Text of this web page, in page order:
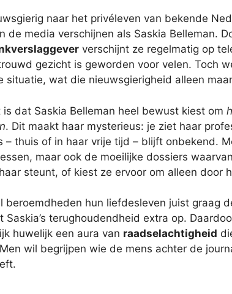
naar het privéleven van bekende
de media verschijnen als Saskia Belleman.
verschijnt ze regelmatig op
gezicht is geworden voor velen. Toch
situatie, wat die nieuwsgierigheid alleen
is dat Saskia Belleman heel bewust kiest om
. Dit maakt haar mysterieus: je ziet haar
– thuis of in haar vrije tijd – blijft onbekend.
maar ook de moeilijke dossiers
steunt, of kiest ze ervoor om alleen door
beroemdheden hun liefdesleven juist graag
Saskia’s terughoudendheid extra op.
huwelijk een aura van raadselachtigheid
wil begrijpen wie de mens achter de